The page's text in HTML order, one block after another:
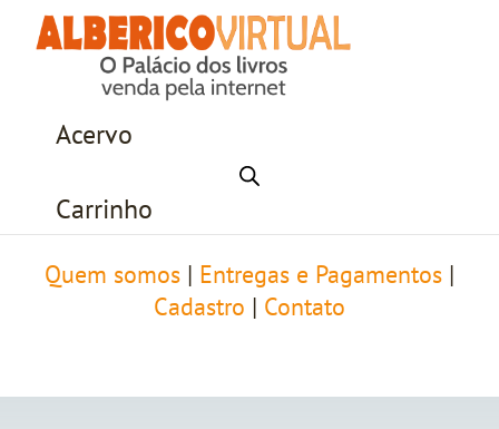
Acervo
Carrinho
Quem somos Entregas e Pagamentos
Cadastro
Contato